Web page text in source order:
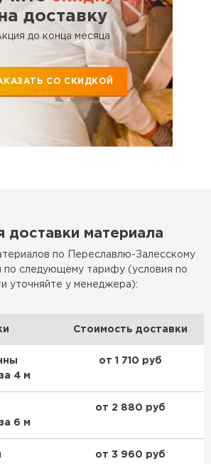
доставку
до конца месяца
СО СКИДКОЙ
доставки материала
по Переславлю-Залесскому
по следующему тарифу (условия по
уточняйте у менеджера):
Стоимость доставки
4 м
от 1 710 руб
6 м
от 2 880 руб
от 3 960 руб